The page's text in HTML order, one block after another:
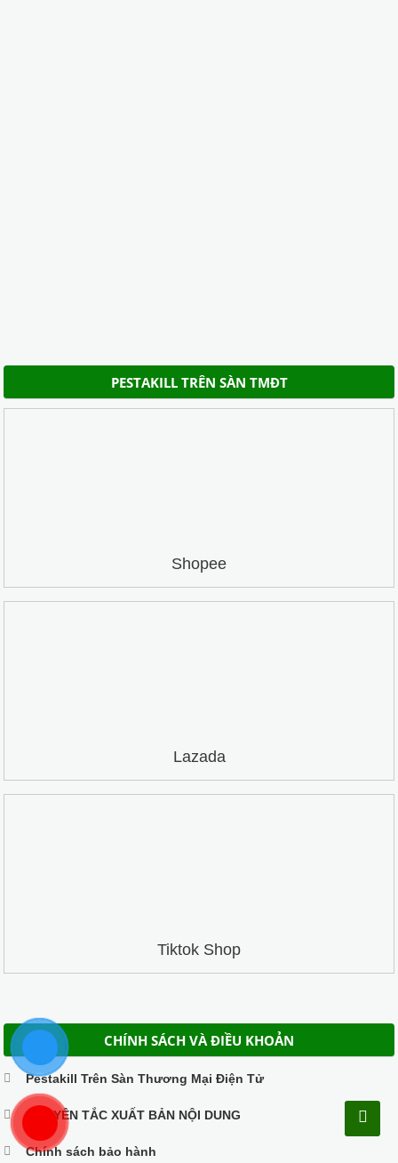
PESTAKILL TRÊN SÀN TMĐT
Shopee
Lazada
Tiktok Shop
CHÍNH SÁCH VÀ ĐIỀU KHOẢN
Pestakill Trên Sàn Thương Mại Điện Tử
NGUYÊN TẮC XUẤT BẢN NỘI DUNG
Chính sách bảo hành